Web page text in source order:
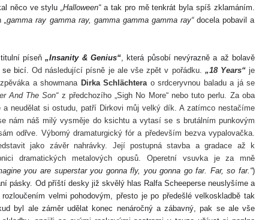
něco ve stylu„Halloween“a tak pro mě tenkrát byla spíšzklamáním.
„gamma ray gamma ray, gamma gamma gamma ray“docela pobavil a
titulní píseň„Insanity & Genius“, která působínevýrazně a až bolavě
se bicí.Od následující písně je ale vše zpět v pořádku. „18 Years“je
a showmana Dirka Schlächterao srdceryvnou baladu a já se
And The Son“z předchozího „Sigh No More“ nebo tuto perlu. Za oba
neudělat si ostudu, patří Dirkovi můj velký dík. A zatímco nestačíme
nám náš milý vysměje do ksichtu a vytasí se s brutálním punkovým
odřve. Výborný dramaturgický fór a především bezva vypalovačka.
jako závěr nahrávky. Její postupná stavba a gradace až k
dramatických metalových opusů. Operetní vsuvka je za mně
you are superstar you gonna fly, you gonna go far. Far, so far.“)
pásky. Od příští desky již skvělý hlas Ralfa Scheeperse neuslyšíme a
velmi pohodovým,přesto je po předešlé velkoskladbětak
byl ale záměr udělat konec nenáročný a zábavný, pak se ale vše